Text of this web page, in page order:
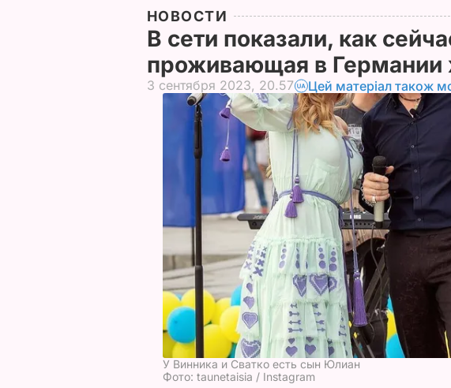
НОВОСТИ
В сети показали, как
проживающая в Германии
3 сентября 2023, 20.57 Цей матеріал також
У Винника и Сватко есть сын Юлиан
Фото: taunetaisia / Instagram